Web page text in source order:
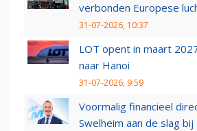
verbonden Europese
31-07-2026, 10:37
LOT opent in maart
naar Hanoi
31-07-2026, 9:59
Voormalig financieel
Swelheim aan de slag bij